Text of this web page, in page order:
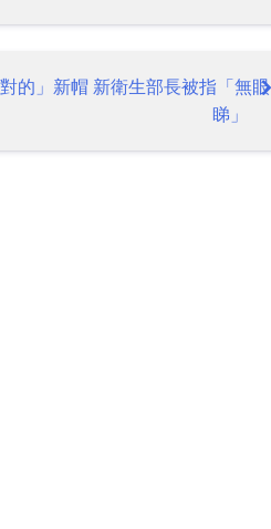
的」新帽 新衛生部長被指「無眼
睇」